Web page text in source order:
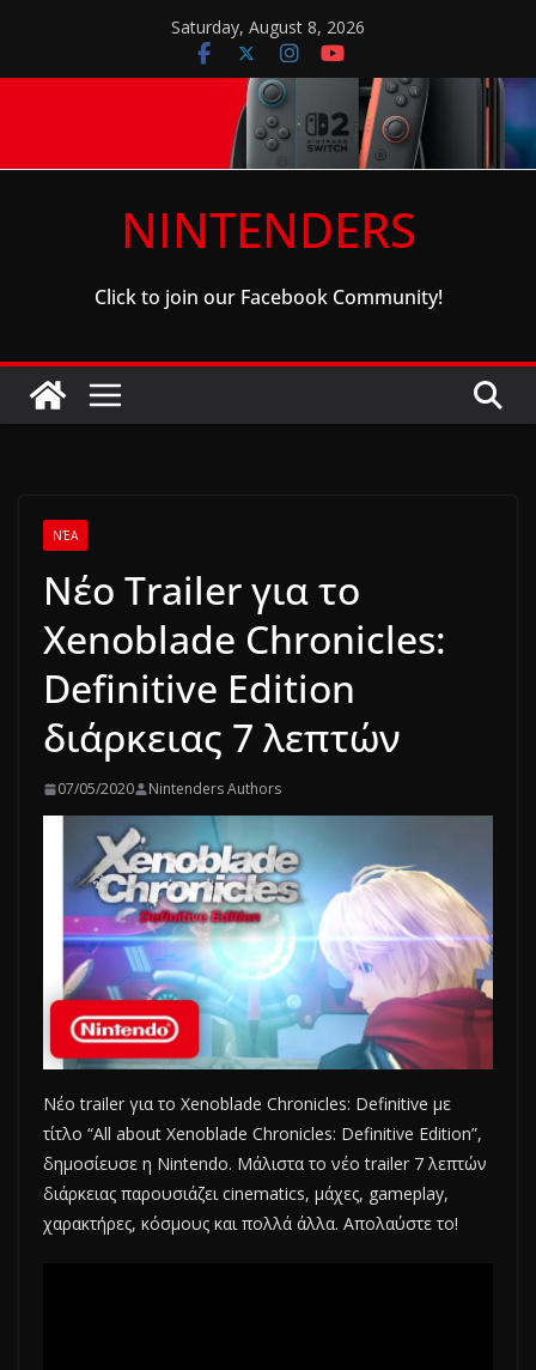
content
Saturday, August 8, 2026
NINTENDERS
Click to join our Facebook Community!
ΝΈΑ
Νέο Trailer για το
Xenoblade Chronicles:
Definitive Edition
διάρκειας 7 λεπτών
07/05/2020 Nintenders Authors
Νέο trailer για το Xenoblade Chronicles: Definitive με
τίτλο “All about Xenoblade Chronicles: Definitive Edition”,
δημοσίευσε η Nintendo. Μάλιστα το νέο trailer 7 λεπτών
διάρκειας παρουσιάζει cinematics, μάχες, gameplay,
χαρακτήρες, κόσμους και πολλά άλλα. Απολαύστε το!